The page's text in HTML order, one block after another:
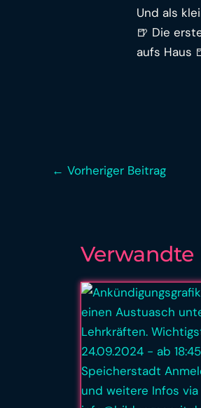
Und als
🍺 Die
aufs Haus
← Vorheriger Beitrag
Verwandte